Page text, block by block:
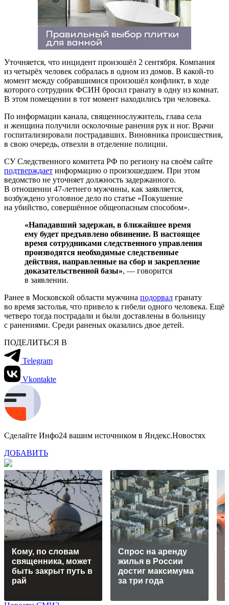
Уточняется, что инцидент произошёл 2 сентября. Компания
из четырёх человек собралась в одном из домов. В какой-то
момент между собравшимися произошёл конфликт, в ходе
которого сотрудник ФСИН бросил гранату в одну из комнат.
В этом помещении в тот момент находились три человека.
По информации канала, священнослужитель, глава села
и женщина получили осколочные ранения рук и ног. Врачи
госпитализировали пострадавших. Виновника происшествия,
в свою очередь, отвезли в отделение полиции.
СУ Следственного комитета РФ по региону на своём сайте
подтверждает информацию о произошедшем. При этом
ведомство не уточняет должность задержанного.
В отношении 47-летнего мужчины, как заявляется,
возбуждено уголовное дело по статье «Покушение
на убийство, совершённое общеопасным способом».
«Нападавший задержан, в ближайшее время
ему будет предъявлено обвинение. В настоящее
время сотрудниками следственного управления
производятся необходимые следственные
действия, направленные на сбор и закрепление
доказательственной базы», — говорится
в заявлении.
Ранее в Московской области мужчина подорвал гранату
во время застолья, что привело к гибели одного человека. Ещё
четверо тогда пострадали и были доставлены в больницу
с ранениями. Среди раненых оказались двое детей.
ПОДЕЛИТЬСЯ В
Telegram
Vkontakte
Сделайте Инфо24 вашим источником в Яндекс.Новостях
ДОБАВИТЬ
Кому, по словам
священника, может
быть закрыт путь в
рай
Спрос на аренду
жилья в России
достиг максимума
за три года